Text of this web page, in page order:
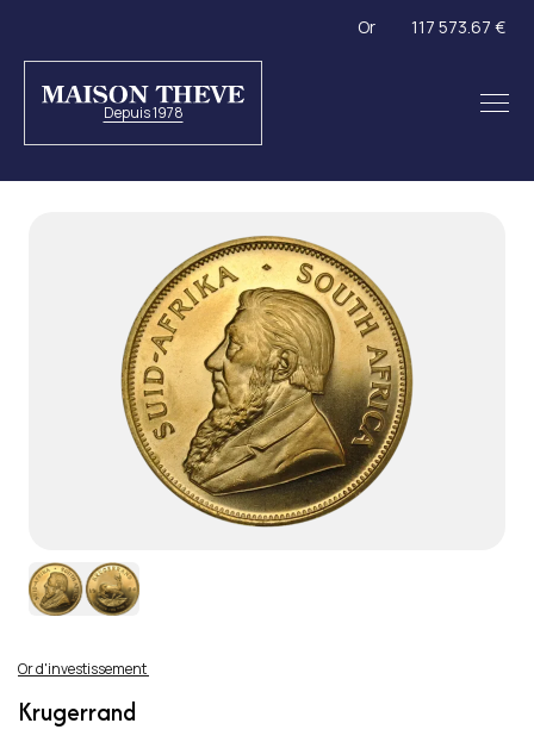
Or 117 573.67 €
Depuis 1978
Or d'investissement
Krugerrand